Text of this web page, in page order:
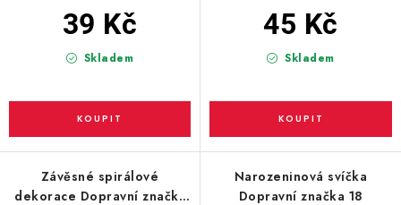
Skladem
39 Kč
Skladem
45 Kč
Závěsné spirálové
dekorace Dopravní značky
Narozeninová svíčka
Dopravní značka 18